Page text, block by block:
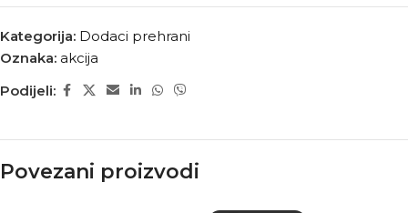
Kategorija: Dodaci prehrani
Oznaka: akcija
Podijeli:
Povezani proizvodi